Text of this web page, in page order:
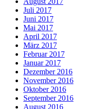
Juli 2017
Juni 2017
Mai 2017
April 2017
März 2017
Februar 2017
Januar 2017
Dezember 2016
November 2016
Oktober 2016
September 2016
August 2016